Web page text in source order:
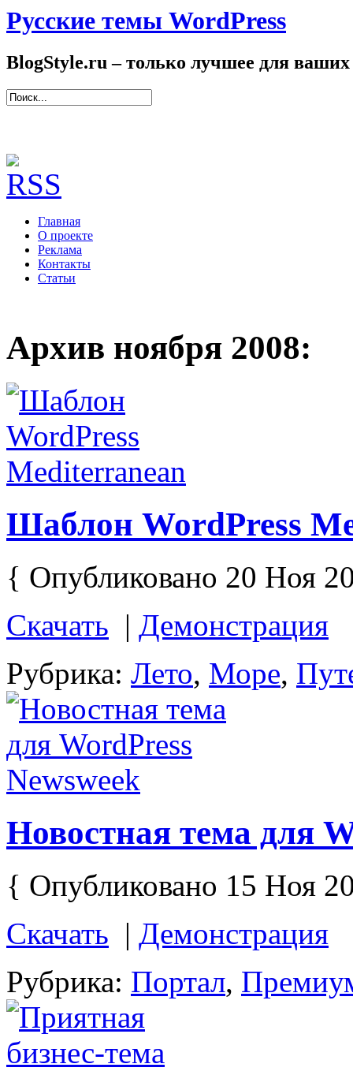
Русские темы WordPress
BlogStyle.ru – только лучшее для ваших
Главная
О проекте
Реклама
Контакты
Статьи
Архив ноября 2008:
Шаблон WordPress
{ Опубликовано 20 Ноя
Скачать | Демонстрация
Рубрика: Лето, Море,
Новостная тема для
{ Опубликовано 15 Ноя
Скачать | Демонстрация
Рубрика: Портал,